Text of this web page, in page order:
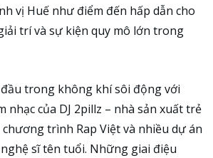
vị Huế như điểm đến hấp dẫn cho
trí và sự kiện quy mô lớn trong
trong không khí sôi động với
nhạc của DJ 2pillz – nhà sản xuất trẻ
trình Rap Việt và nhiều dự án
nghệ sĩ tên tuổi. Những giai điệu